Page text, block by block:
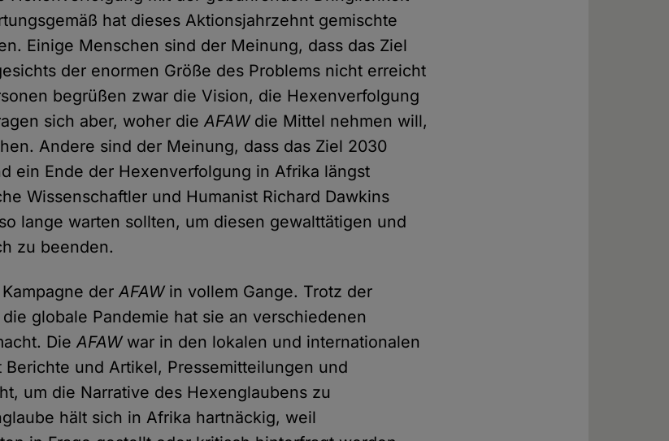
hat dieses Aktionsjahrzehnt gemischte
Einige Menschen sind der Meinung, dass das Ziel
der enormen Größe des Problems nicht erreicht
begrüßen zwar die Vision, die Hexenverfolgung
sich aber, woher dieAFAWdie Mittel nehmen will,
Andere sind der Meinung, dass das Ziel 2030
ein Ende der Hexenverfolgung in Afrika längst
Wissenschaftler und Humanist Richard Dawkins
lange warten sollten, um diesen gewalttätigen und
zu beenden.
derAFAWin vollem Gange. Trotz der
globale Pandemie hat sie an verschiedenen
DieAFAWwar in den lokalen und internationalen
Berichte und Artikel, Pressemitteilungen und
um die Narrative des Hexenglaubens zu
hält sich in Afrika hartnäckig, weil